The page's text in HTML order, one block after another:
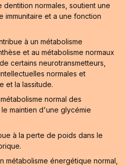
normales, soutient une
immunitaire et a une fonction
à un métabolisme
et au métabolisme normaux
certains neurotransmetteurs,
normales et
et la lassitude.
normal des
maintien d'une glycémie
à la perte de poids dans le
métabolisme énergétique normal,